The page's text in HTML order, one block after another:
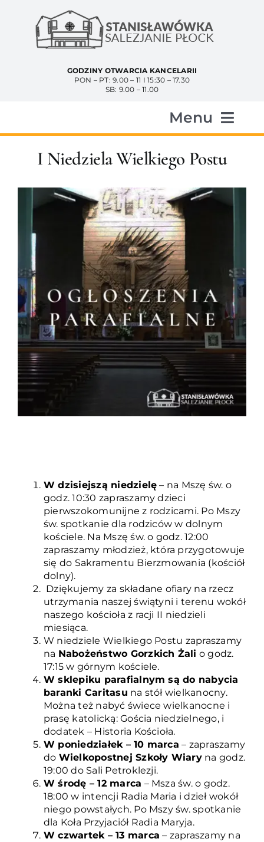
zawartości
GODZINY OTWARCIA KANCELARII
PON – PT: 9.00 – 11 I 15:30 – 17.30
SB: 9.00 – 11.00
Menu
Start
Aktualności
Historia
Duszpasterze
Grupy parafialne
Wspólnoty
Oddanie 33
I Niedziela Wielkiego Postu
W dzisiejszą niedzielę – na Mszę św. o
godz. 10:30 zapraszamy dzieci
pierwszokomunijne z rodzicami. Po Mszy
św. spotkanie dla rodziców w dolnym
kościele. Na Mszę św. o godz. 12:00
zapraszamy młodzież, która przygotowuje
się do Sakramentu Bierzmowania (kościół
dolny).
Dziękujemy za składane ofiary na rzecz
utrzymania naszej świątyni i terenu wokół
naszego kościoła z racji II niedzieli
miesiąca.
W niedziele Wielkiego Postu zapraszamy
na Nabożeństwo Gorzkich Żali o godz.
17:15 w górnym kościele.
W sklepiku parafialnym są do nabycia
baranki Caritasu na stół wielkanocny.
Można też nabyć świece wielkanocne i
prasę katolicką: Gościa niedzielnego, i
dodatek – Historia Kościoła.
W poniedziałek – 10 marca – zapraszamy
do Wielkopostnej Szkoły Wiaryna godz.
19:00 do Sali Petroklezji.
W środę – 12 marca – Msza św. o godz.
18:00 w intencji Radia Maria i dzieł wokół
niego powstałych. Po Mszy św. spotkanie
dla Koła Przyjaciół Radia Maryja.
W czwartek – 13 marca – zapraszamy na